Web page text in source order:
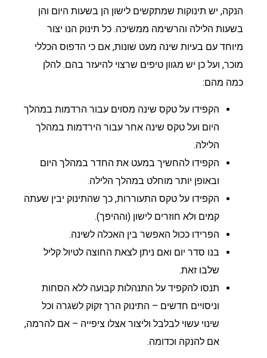
הנקה, יש תינוקות שמתקשים לישון הן בשעות היום והן
בשעות הלילה והרשימה ממשיכה. כל תינוק הנו יצור
מיוחד עם בעיות שינה מעט שונות, אם כי הדפוס הכללי
מוכר, ועל כן יש מגוון טיפים שרצוי להיעזר בהם. להלן
כמה מהם:
הקפידו על טקס שינה מסוים עבור הרדמות במהלך
היום ועל טקס שינה אחר עבור הירדמות במהלך
הלילה.
הקפידו להחשיך במעט את החדר במהלך היום
ובאופן יותר מוחלט במהלך הלילה.
הקפידו על טקס התעוררות, כך שהתינוק יבין שעתה
קמים ולא חוזרים לישון (וההיפך).
הפרידו ככול האפשר בין האכלה לשינה.
בנו סדר יום ואם ניתן לצאת החוצה לטיול קליל
שלבו זאת.
תנסו להקפיד על התנהלות קבועה ללא הסחות
וניסויים חדשים – התינוק הרך זקוק לשגרה וכל
שינוי עשוי לבלבל וליצור אצלו ציפייה – אם להרמה,
אם להנקה וכדומה.